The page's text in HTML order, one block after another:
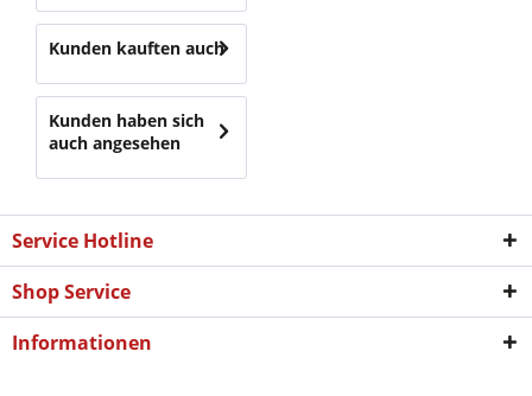
Kunden kauften auch
Kunden haben sich
auch angesehen
Service Hotline
Shop Service
Informationen